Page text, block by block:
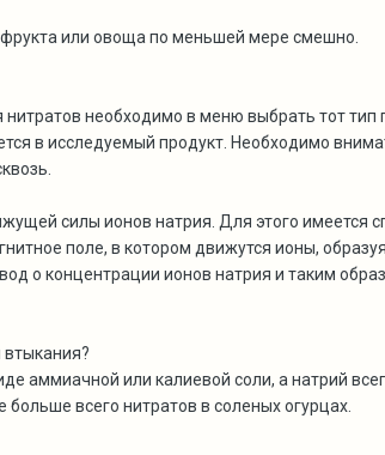
или овоща по меньшей мере смешно.
необходимо в меню выбрать тот тип
в исследуемый продукт. Необходимо
силы ионов натрия. Для этого имеется
поле, в котором движутся ионы,
о концентрации ионов натрия и таким
втыкания?
аммиачной или калиевой соли, а натрий
больше всего нитратов в соленых огурцах.